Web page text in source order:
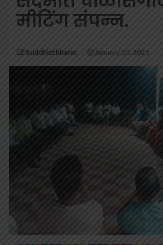
मीटिंग संपन्न.
buddhistbharat January 30, 2025